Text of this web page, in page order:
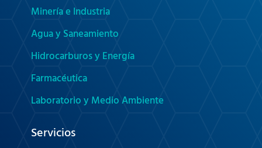
Minería e Industria
Agua y Saneamiento
Hidrocarburos y Energía
Farmacéutica
Laboratorio y Medio Ambiente
Servicios